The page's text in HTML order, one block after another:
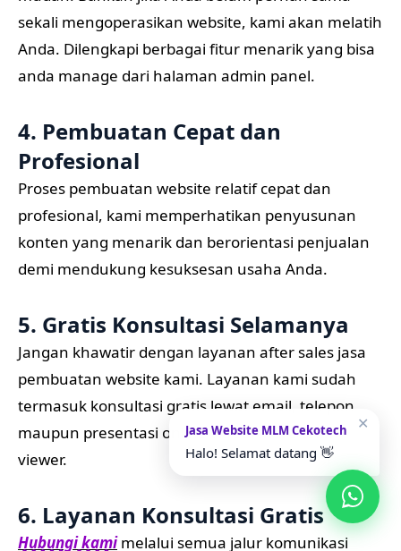
sekali mengoperasikan website, kami akan melatih
Anda. Dilengkapi berbagai fitur menarik yang bisa
anda manage dari halaman admin panel.
4. Pembuatan Cepat dan
Profesional
Proses pembuatan website relatif cepat dan
profesional, kami memperhatikan penyusunan
konten yang menarik dan berorientasi penjualan
demi mendukung kesuksesan usaha Anda.
5. Gratis Konsultasi Selamanya
Jangan khawatir dengan layanan after sales jasa
pembuatan website kami. Layanan kami sudah
termasuk konsultasi gratis lewat email, telepon
maupun presentasi online via software team
viewer.
6. Layanan Konsultasi Gratis
Hubungi kamimelalui semua jalur komunikasi
✕
Jasa Website MLM Cekotech
Halo! Selamat datang 👋